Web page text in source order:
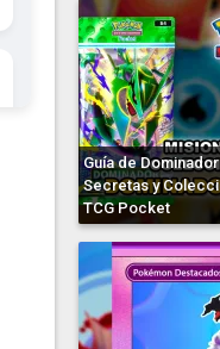
Guía de
Secretas y
TCG Pocket